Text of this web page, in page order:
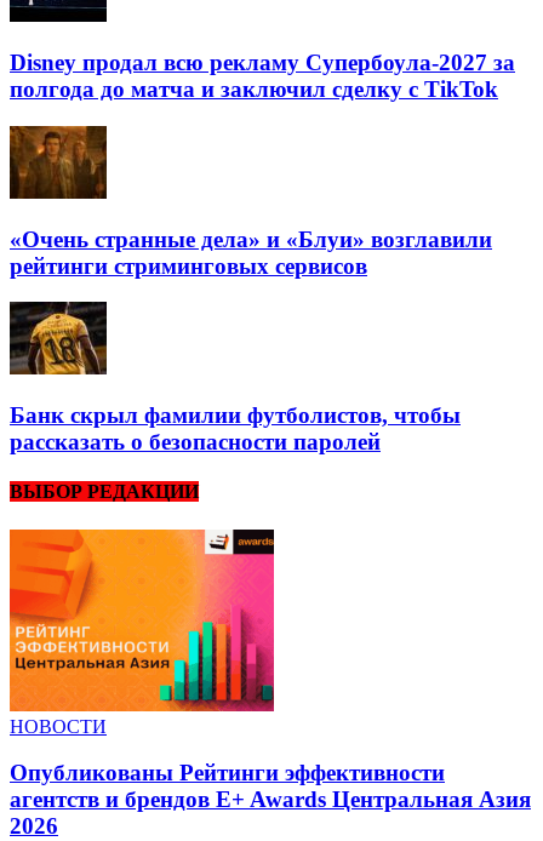
Disney продал всю рекламу Супербоула-2027 за
полгода до матча и заключил сделку с TikTok
«Очень странные дела» и «Блуи» возглавили
рейтинги стриминговых сервисов
Банк скрыл фамилии футболистов, чтобы
рассказать о безопасности паролей
ВЫБОР РЕДАКЦИИ
НОВОСТИ
Опубликованы Рейтинги эффективности
агентств и брендов E+ Awards Центральная Азия
2026